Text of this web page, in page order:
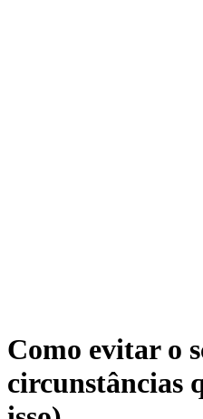
Como evitar o
circunstâncias